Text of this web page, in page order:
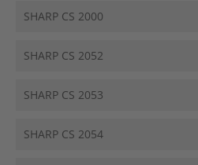
SHARP CS 2000
SHARP CS 2052
SHARP CS 2053
SHARP CS 2054